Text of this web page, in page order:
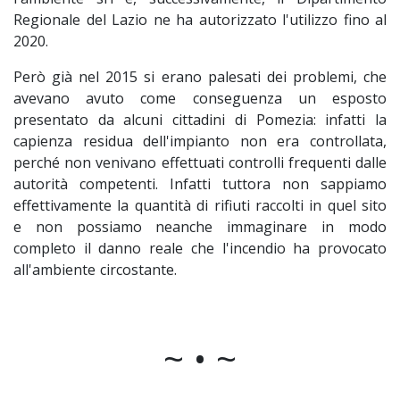
Regionale del Lazio ne ha autorizzato l'utilizzo fino al
2020.
Però già nel 2015 si erano palesati dei problemi, che
avevano avuto come conseguenza un esposto
presentato da alcuni cittadini di Pomezia: infatti la
capienza residua dell'impianto non era controllata,
perché non venivano effettuati controlli frequenti dalle
autorità competenti. Infatti tuttora non sappiamo
effettivamente la quantità di rifiuti raccolti in quel sito
e non possiamo neanche immaginare in modo
completo il danno reale che l'incendio ha provocato
all'ambiente circostante.
~ • ~